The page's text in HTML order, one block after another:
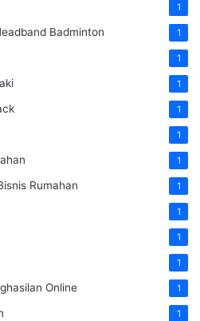
1
Badminton 1
1
1
1
1
1
Rumahan 1
1
1
1
Online 1
1